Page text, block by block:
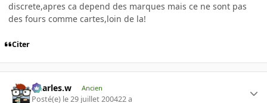
discrete,apres ca depend des marques mais ce ne sont pas
des fours comme cartes,loin de la!
Citer
Charles.w Ancien
Posté(e) le 29 juillet 200422 a